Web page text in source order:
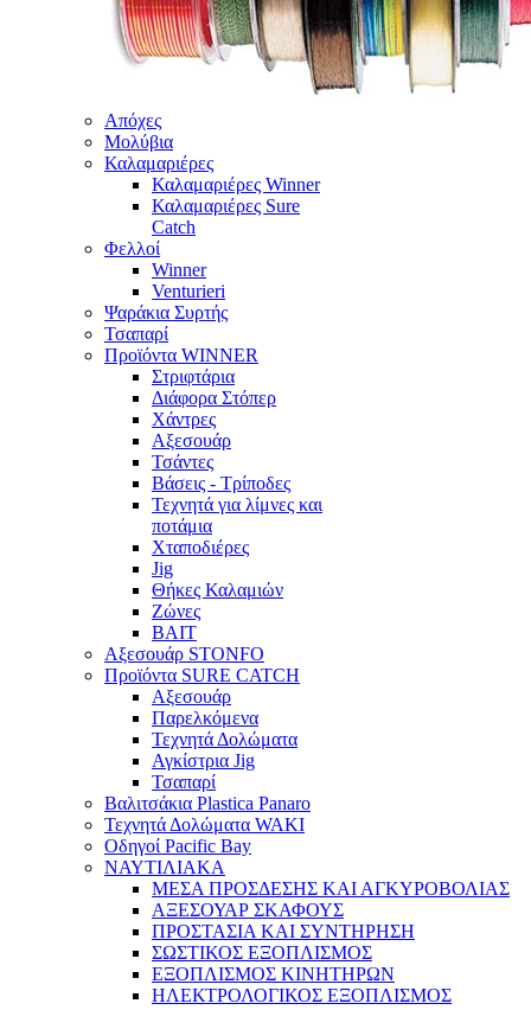
Απόχες
Μολύβια
Καλαμαριέρες
Καλαμαριέρες Winner
Καλαμαριέρες Sure
Catch
Φελλοί
Winner
Venturieri
Ψαράκια Συρτής
Τσαπαρί
Προϊόντα WINNER
Στριφτάρια
Διάφορα Στόπερ
Χάντρες
Αξεσουάρ
Τσάντες
Βάσεις - Τρίποδες
Τεχνητά για λίμνες και
ποτάμια
Χταποδιέρες
Jig
Θήκες Καλαμιών
Ζώνες
BAIT
Αξεσουάρ STONFO
Προϊόντα SURE CATCH
Αξεσουάρ
Παρελκόμενα
Τεχνητά Δολώματα
Αγκίστρια Jig
Τσαπαρί
Βαλιτσάκια Plastica Panaro
Τεχνητά Δολώματα WAKI
Οδηγοί Pacific Bay
ΝΑΥΤΙΛΙΑΚΑ
ΜΕΣΑ ΠΡΟΣΔΕΣΗΣ ΚΑΙ ΑΓΚΥΡΟΒΟΛΙΑΣ
ΑΞΕΣΟΥΑΡ ΣΚΑΦΟΥΣ
ΠΡΟΣΤΑΣΙΑ ΚΑΙ ΣΥΝΤΗΡΗΣΗ
ΣΩΣΤΙΚΟΣ ΕΞΟΠΛΙΣΜΟΣ
ΕΞΟΠΛΙΣΜΟΣ ΚΙΝΗΤΗΡΩΝ
ΗΛΕΚΤΡΟΛΟΓΙΚΟΣ ΕΞΟΠΛΙΣΜΟΣ